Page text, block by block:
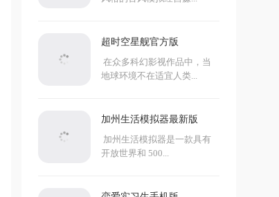
超时空星舰官方版
在众多科幻影视作品中，当
地球环境不在适宜人类...
加州生活模拟器最新版
加州生活模拟器是一款具有
开放世界和 500...